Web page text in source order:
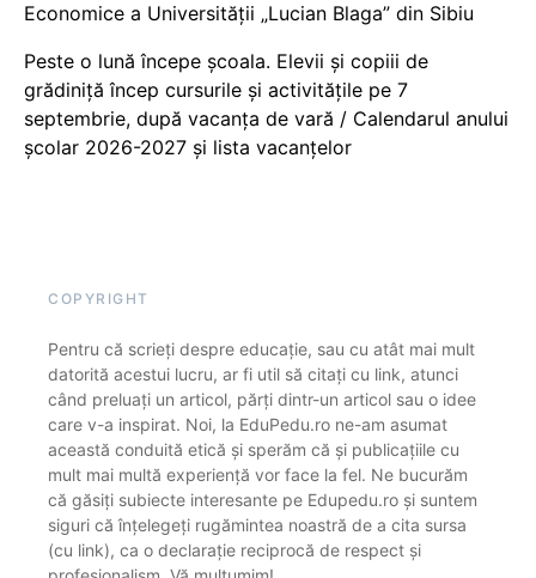
Economice a Universității „Lucian Blaga” din Sibiu
Peste o lună începe școala. Elevii și copiii de
grădiniță încep cursurile și activitățile pe 7
septembrie, după vacanța de vară / Calendarul anului
școlar 2026-2027 și lista vacanțelor
COPYRIGHT
Pentru că scrieți despre educație, sau cu atât mai mult
datorită acestui lucru, ar fi util să citați cu link, atunci
când preluați un articol, părți dintr-un articol sau o idee
care v-a inspirat. Noi, la EduPedu.ro ne-am asumat
această conduită etică și sperăm că și publicațiile cu
mult mai multă experiență vor face la fel. Ne bucurăm
că găsiți subiecte interesante pe Edupedu.ro și suntem
siguri că înțelegeți rugămintea noastră de a cita sursa
(cu link), ca o declarație reciprocă de respect și